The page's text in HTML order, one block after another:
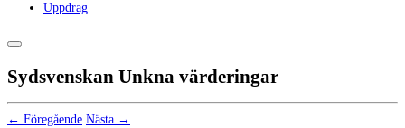
Uppdrag
Sydsvenskan Unkna värderingar
← Föregående Nästa →